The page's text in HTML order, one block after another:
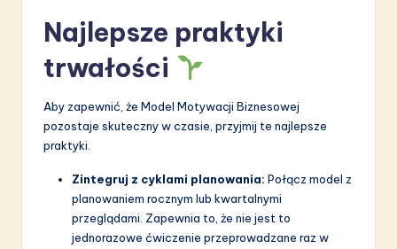
Najlepsze praktyki
trwałości
Aby zapewnić, że Model Motywacji Biznesowej
pozostaje skuteczny w czasie, przyjmij te najlepsze
praktyki.
Zintegruj z cyklami planowania: Połącz model z
planowaniem rocznym lub kwartalnymi
przeglądami. Zapewnia to, że nie jest to
jednorazowe ćwiczenie przeprowadzane raz w